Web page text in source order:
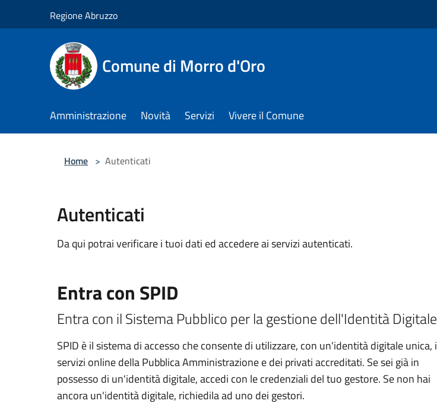
Regione Abruzzo
Comune di Morro d'Oro
Amministrazione Novità Servizi Vivere il Comune
Home > Autenticati
Autenticati
Da qui potrai verificare i tuoi dati ed accedere ai servizi autenticati.
Entra con SPID
Entra con il Sistema Pubblico per la gestione dell'Identità Digitale
SPID è il sistema di accesso che consente di utilizzare, con un'identità digitale unica, i
servizi online della Pubblica Amministrazione e dei privati accreditati. Se sei già in
possesso di un'identità digitale, accedi con le credenziali del tuo gestore. Se non hai
ancora un'identità digitale, richiedila ad uno dei gestori.